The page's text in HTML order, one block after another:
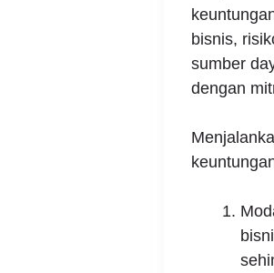
bisnis,
sumber
dengan